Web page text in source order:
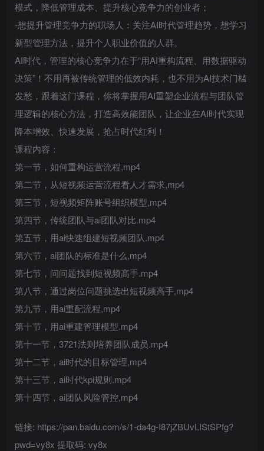
模式，降低管理成本、提升核心竞争力的创业者；
-想提升管理竞争力的职场人：关注AI时代管理趋势，想学习
新型管理方法，提升个人职业价值的人群。
AI时代，管理的核心竞争力在于“用AI重构流程、用数据驱动
决策”！不用再被传统管理的低效内耗，也不用为AI技术门槛
发愁，跟着这门课程，你将掌握用AI重塑企业流程与团队管
理逻辑的核心方法，打造高效能团队，让企业在AI时代实现
降本增效、快速发展，抢占时代红利！
课程内容：
第一节，如何重构运营流程,mp4
第二节，从短视频运营流程看人才需求,mp4
第三节，短视频矩阵账号组织模型,mp4
第四节，传统团队与ai团队对比.mp4
第五节，用ai快速组建短视频团队.mp4
第六节，ai团队的标准是什么,mp4
第七节，问问题找到短视频高手.mp4
第八节，通过岗位问题挑选出短视频高手,mp4
第九节，用ai重配流程,mp4
第十节，用ai重建管理模型.mp4
第十一节，3721法则培养团队成员.mp4
第十二节，ai时代的目标管理,mp4
第十三节，ai时代kpi规则.mp4
第十四节，ai团队风险管控,mp4
链接: https://pan.baidu.com/s/1-da4g-I87jZBUvLIStSPfg?
pwd=vy8x 提取码: vy8x